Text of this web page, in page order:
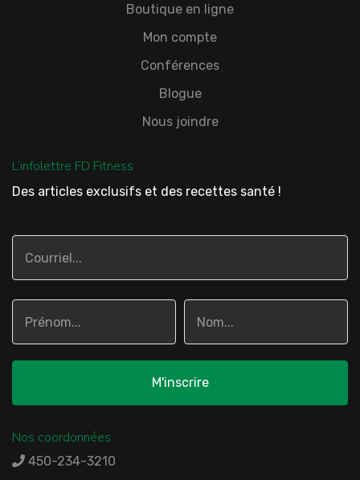
Boutique en ligne
Mon compte
Conférences
Blogue
Nous joindre
L’infolettre FD Fitness
Des articles exclusifs et des recettes santé !
Nos coordonnées
450-234-3210